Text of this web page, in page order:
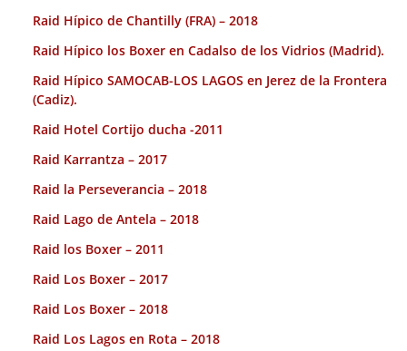
Raid Hípico de Chantilly (FRA) – 2018
Raid Hípico los Boxer en Cadalso de los Vidrios (Madrid).
Raid Hípico SAMOCAB-LOS LAGOS en Jerez de la Frontera
(Cadiz).
Raid Hotel Cortijo ducha -2011
Raid Karrantza – 2017
Raid la Perseverancia – 2018
Raid Lago de Antela – 2018
Raid los Boxer – 2011
Raid Los Boxer – 2017
Raid Los Boxer – 2018
Raid Los Lagos en Rota – 2018